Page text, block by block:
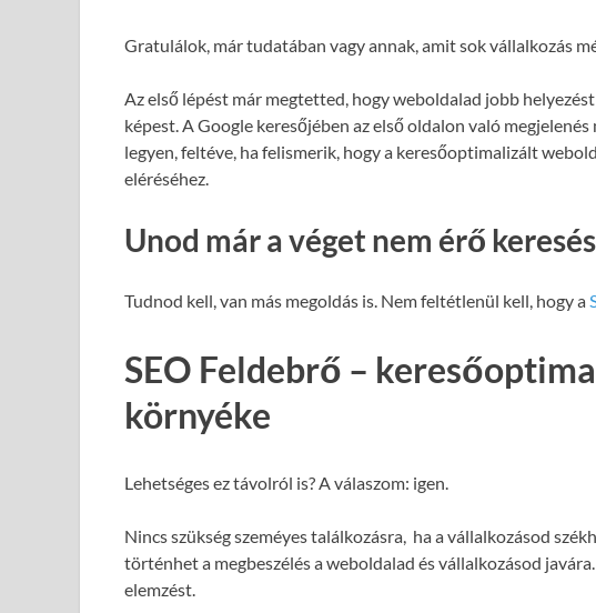
Gratulálok, már tudatában vagy annak, amit sok vállalkozás
Az első lépést már megtetted, hogy weboldalad jobb
képest. A Google keresőjében az első oldalon való
legyen, feltéve, ha felismerik, hogy a keresőoptimalizált
eléréséhez.
Unod már a véget nem érő
Tudnod kell, van más megoldás is. Nem feltétlenül kell, hogy a
SEO Feldebrő –
környéke
Lehetséges ez távolról is? A válaszom: igen.
Nincs szükség szeméyes találkozásra, ha a vállalkozásod
történhet a megbeszélés a weboldalad és vállalkozásod
elemzést.